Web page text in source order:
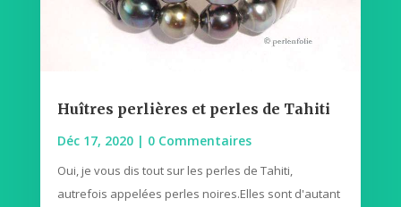
Huîtres perlières et perles de Tahiti
Déc 17, 2020| 0 Commentaires
Oui, je vous dis tout sur les perles de Tahiti,
autrefois appelées perles noires.Elles sont d'autant